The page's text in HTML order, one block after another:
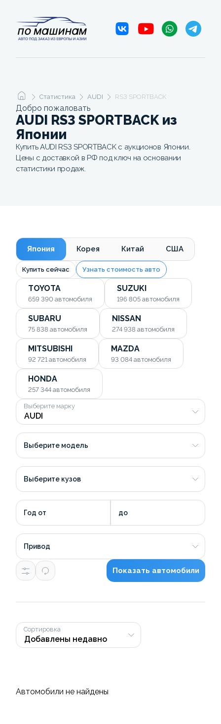
Статистика AUDI RS3 SPORTBACK
Добро пожаловать
AUDI RS3 SPORTBACK из
Японии
Купить AUDI RS3 SPORTBACK с аукционов Японии.
Цены с доставкой в РФ под ключ на основании
статистики продаж.
Япония Корея Китай США
Купить сейчас Узнать стоимость авто
TOYOTA
659 390 автомобиля
SUZUKI
196 805 автомобиля
SUBARU
75 838 автомобиля
NISSAN
274 938 автомобиля
MITSUBISHI
92 721 автомобиля
MAZDA
93 084 автомобиля
HONDA
257 344 автомобиля
Выберите марку
Выберите модель
Выберите кузов
Год от до
Привод
Показать автомобили
Сортировка
Автомобили не найдены